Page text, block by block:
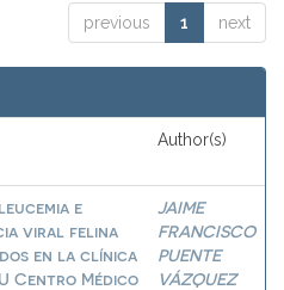
previous 1 next
Author(s)
e
viral felina
en la clínica
Centro Médico
JAIME
FRANCISCO
PUENTE
VÁZQUEZ